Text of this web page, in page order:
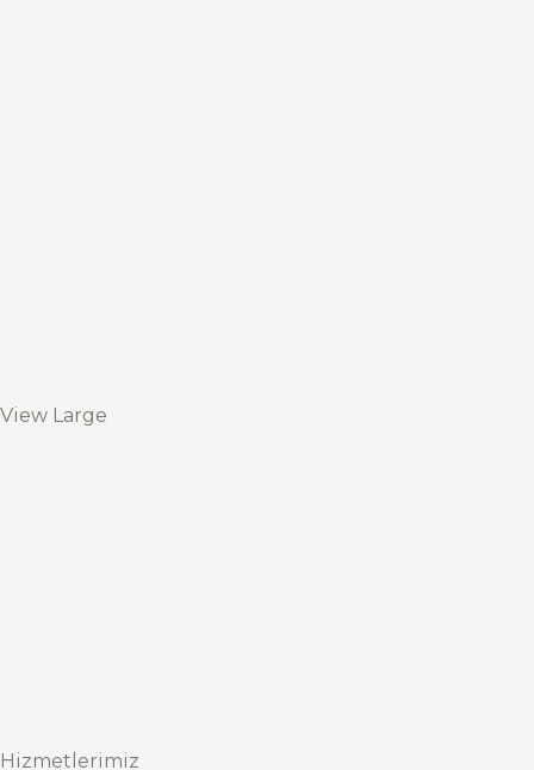
View Large
Hizmetlerimiz